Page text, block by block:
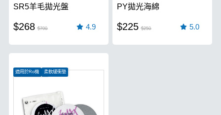
SR5羊毛拋光盤
$268 $700 4.9
PY拋光海綿
$225 $250 5.0
適用於Ro機
柔軟緩衝墊